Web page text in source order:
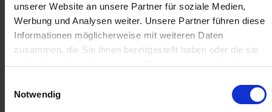
unserer Website an unsere Partner für soziale Medien,
Werbung und Analysen weiter. Unsere Partner führen diese
Informationen möglicherweise mit weiteren Daten
zusammen, die Sie ihnen bereitgestellt haben oder die sie
im Rahmen Ihrer Nutzung der Dienste gesammelt haben.
Notwendig
Anmelden für Ihren persönlichen Preis
5,72 € / St
6,81 €
inkl. 19% MwSt.